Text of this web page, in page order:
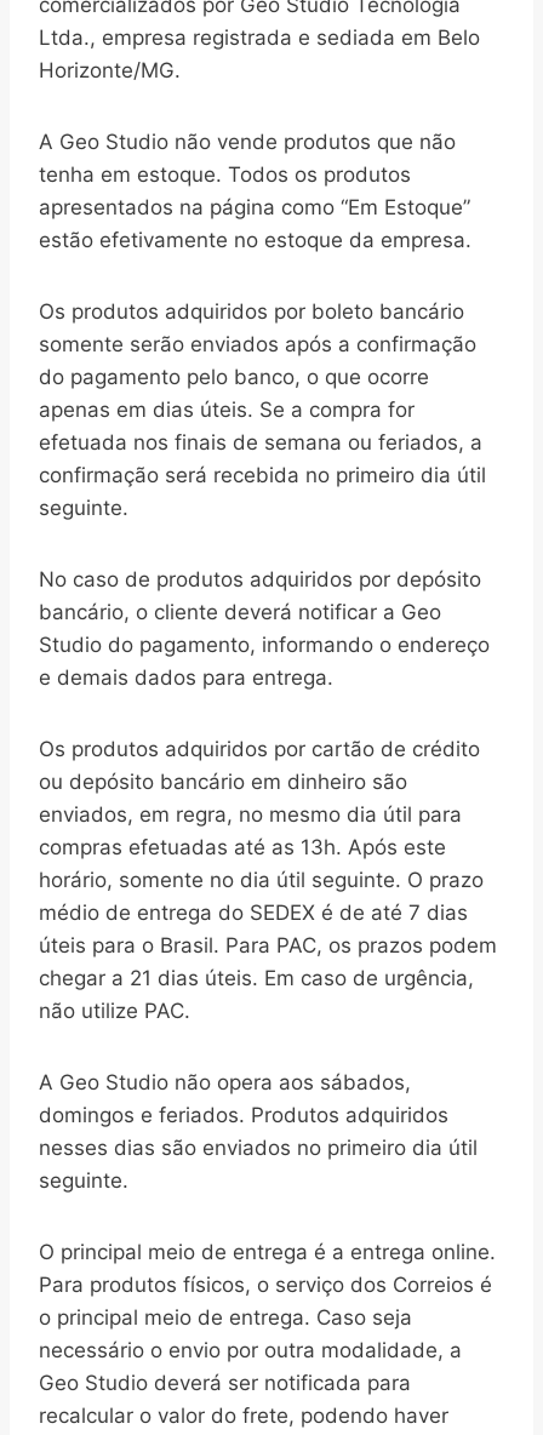
comercializados por Geo Studio Tecnologia
Ltda., empresa registrada e sediada em Belo
Horizonte/MG.
A Geo Studio não vende produtos que não
tenha em estoque. Todos os produtos
apresentados na página como “Em Estoque”
estão efetivamente no estoque da empresa.
Os produtos adquiridos por boleto bancário
somente serão enviados após a confirmação
do pagamento pelo banco, o que ocorre
apenas em dias úteis. Se a compra for
efetuada nos finais de semana ou feriados, a
confirmação será recebida no primeiro dia útil
seguinte.
No caso de produtos adquiridos por depósito
bancário, o cliente deverá notificar a Geo
Studio do pagamento, informando o endereço
e demais dados para entrega.
Os produtos adquiridos por cartão de crédito
ou depósito bancário em dinheiro são
enviados, em regra, no mesmo dia útil para
compras efetuadas até as 13h. Após este
horário, somente no dia útil seguinte. O prazo
médio de entrega do SEDEX é de até 7 dias
úteis para o Brasil. Para PAC, os prazos podem
chegar a 21 dias úteis. Em caso de urgência,
não utilize PAC.
A Geo Studio não opera aos sábados,
domingos e feriados. Produtos adquiridos
nesses dias são enviados no primeiro dia útil
seguinte.
O principal meio de entrega é a entrega online.
Para produtos físicos, o serviço dos Correios é
o principal meio de entrega. Caso seja
necessário o envio por outra modalidade, a
Geo Studio deverá ser notificada para
recalcular o valor do frete, podendo haver